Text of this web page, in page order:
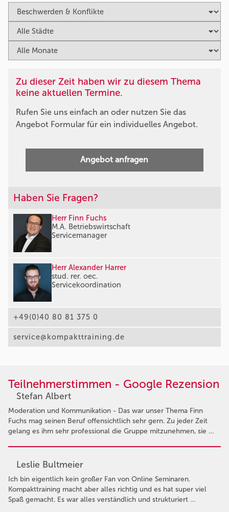
Zu dieser Zeit haben wir zu diesem Thema
keine aktuellen Termine.
Rufen Sie uns einfach an oder nutzen Sie das
Angebot Formular für ein individuelles Angebot.
Angebot anfragen
Haben Sie Fragen?
Herr Finn Fuchs
M.A. Betriebswirtschaft
Servicemanager
Herr Alexander Harrer
stud. rer. oec.
Servicekoordination
+49(0)40 80 81 375 0
service@kompakttraining.de
Teilnehmerstimmen - Google Rezension
Stefan Albert
Moderation und Kommunikation - Das war unser Thema Finn
Fuchs mag seinen Beruf offensichtlich sehr gern. Zu jeder Zeit
gelang es ihm sehr professional die Gruppe mitzunehmen, sie …
Leslie Bultmeier
Ich bin eigentlich kein großer Fan von Online Seminaren.
Kompakttraining macht aber alles richtig und es hat super viel
Spaß gemacht. Es war alles verständlich und strukturiert …